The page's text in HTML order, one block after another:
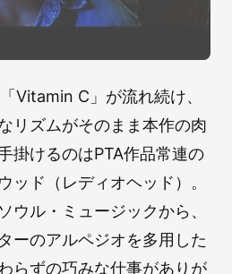
Vitamin C」が流れ続け、
リズムがそのまま本作の肉
掛けるのはPTA作品常連の
ッド（レディオヘッド）。
ウル・ミュージックから、
ーのアルペジオを多用した
らずの巧みな仕事がありが